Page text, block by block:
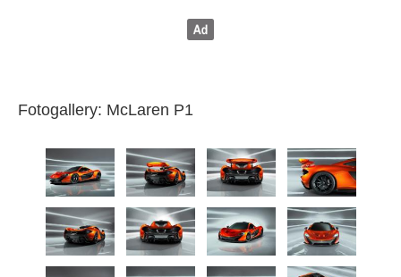
Fotogallery: McLaren P1